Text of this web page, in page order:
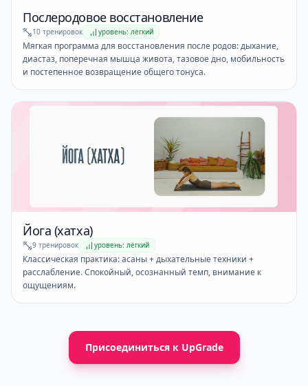
Послеродовое восстановление
10 тренировок уровень: лёгкий
Мягкая программа для восстановления после родов: дыхание,
диастаз, поперечная мышца живота, тазовое дно, мобильность
и постепенное возвращение общего тонуса.
Йога (хатха)
9 тренировок уровень: лёгкий
Классическая практика: асаны + дыхательные техники +
расслабление. Спокойный, осознанный темп, внимание к
ощущениям.
Присоединиться к UpGrade